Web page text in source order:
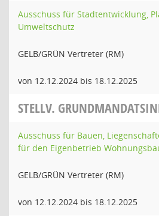
Ausschuss für Stadtentwicklung,
Umweltschutz
GELB/GRÜN Vertreter (RM)
von 12.12.2024 bis 18.12.2025
STELLV.
Ausschuss für Bauen,
für den Eigenbetrieb
GELB/GRÜN Vertreter (RM)
von 12.12.2024 bis 18.12.2025